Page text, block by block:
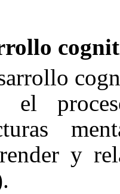
el
y